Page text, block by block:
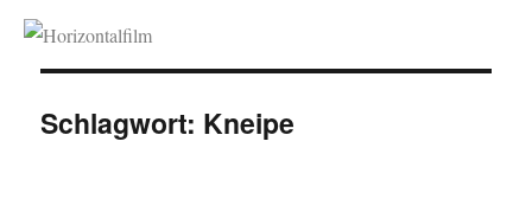
Horizontalfilm
Schlagwort: Kneipe